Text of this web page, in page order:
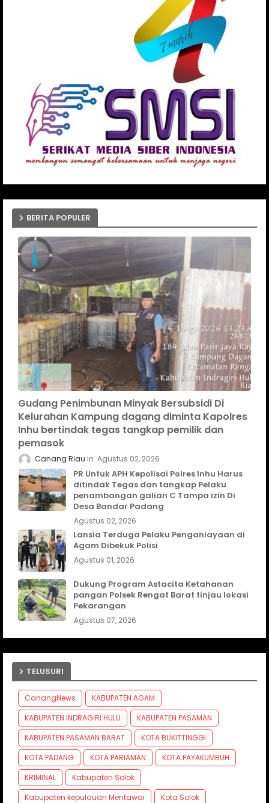
BERITA POPULER
Gudang Penimbunan Minyak Bersubsidi Di
Kelurahan Kampung dagang diminta Kapolres
Inhu bertindak tegas tangkap pemilik dan
pemasok
Canang Riau Agustus 02, 2026
PR Untuk APH Kepolisai Polres Inhu Harus
ditindak Tegas dan tangkap Pelaku
penambangan galian C Tampa izin Di
Desa Bandar Padang
Agustus 02, 2026
Lansia Terduga Pelaku Penganiayaan di
Agam Dibekuk Polisi
Agustus 01, 2026
Dukung Program Astacita Ketahanan
pangan Polsek Rengat Barat tinjau lokasi
Pekarangan
Agustus 07, 2026
TELUSURI
CanangNews
KABUPATEN AGAM
KABUPATEN INDRAGIRI HULU
KABUPATEN PASAMAN
KABUPATEN PASAMAN BARAT
KOTA BUKITTINGGI
KOTA PADANG
KOTA PARIAMAN
KOTA PAYAKUMBUH
KRIMINAL
Kabupaten Solok
Kabupaten kepulauan Mentawai
Kota Solok